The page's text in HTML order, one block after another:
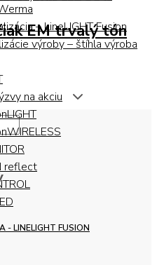
– LineLIGHT Fusion
výroby – štíhla výroba
na akciu
reflect
EM trvalý tón
- LINELIGHT FUSION